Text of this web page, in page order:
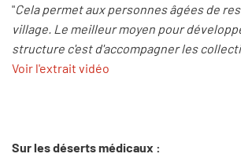
"Cela permet aux personnes âgées de
village. Le meilleur moyen pour
structure c'est d'accompagner les
Voir l'extrait vidéo
Sur les déserts médicaux :